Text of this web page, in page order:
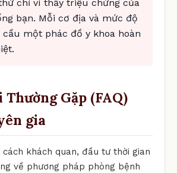
chỉ vì thấy triệu chứng của
bạn. Mỗi cơ địa và mức độ
cầu một phác đồ y khoa hoàn
Thường Gặp (FAQ)
gia
khách quan, đầu tư thời gian
về phương pháp phòng bệnh